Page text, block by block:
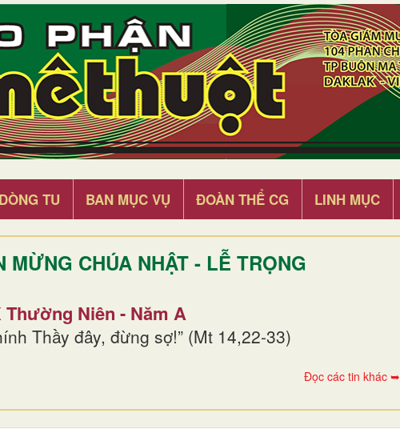
DÒNG TU BAN MỤC VỤ ĐOÀN THỂ CG LINH MỤC
MỪNG CHÚA NHẬT - LỄ TRỌNG
Thường Niên - Năm A
Thầy đây, đừng sợ!” (Mt 14,22-33)
Đọc các tin khác ➥